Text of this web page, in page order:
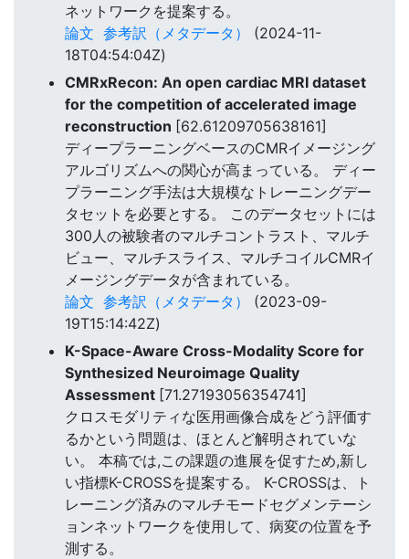
ネットワークを提案する。
論文 参考訳（メタデータ）
(2024-11-
18T04:54:04Z)
CMRxRecon: An open cardiac MRI dataset
for the competition of accelerated image
reconstruction [62.61209705638161]
ディープラーニングベースのCMRイメージング
アルゴリズムへの関心が高まっている。 ディー
プラーニング手法は大規模なトレーニングデー
タセットを必要とする。 このデータセットには
300人の被験者のマルチコントラスト、マルチ
ビュー、マルチスライス、マルチコイルCMRイ
メージングデータが含まれている。
論文 参考訳（メタデータ）
(2023-09-
19T15:14:42Z)
K-Space-Aware Cross-Modality Score for
Synthesized Neuroimage Quality
Assessment [71.27193056354741]
クロスモダリティな医用画像合成をどう評価す
るかという問題は、ほとんど解明されていな
い。 本稿では,この課題の進展を促すため,新し
い指標K-CROSSを提案する。 K-CROSSは、ト
レーニング済みのマルチモードセグメンテーシ
ョンネットワークを使用して、病変の位置を予
測する。